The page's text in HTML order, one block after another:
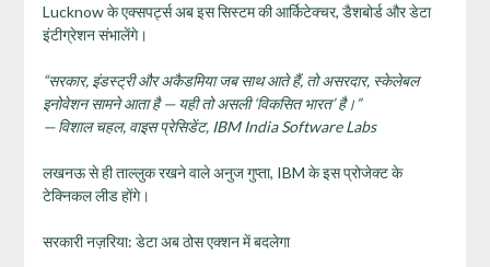
Lucknow के एक्सपर्ट्स अब इस सिस्टम की आर्किटेक्चर, डैशबोर्ड और डेटा
इंटीग्रेशन संभालेंगे।
“सरकार, इंडस्ट्री और अकैडमिया जब साथ आते हैं, तो असरदार, स्केलेबल
इनोवेशन सामने आता है — यही तो असली ‘विकसित भारत’ है।”
—विशाल चहल, वाइस प्रेसिडेंट, IBM India Software Labs
लखनऊ से ही ताल्लुक रखने वाले अनुज गुप्ता, IBM के इस प्रोजेक्ट के
टेक्निकल लीड होंगे।
सरकारी नज़रिया: डेटा अब ठोस एक्शन में बदलेगा